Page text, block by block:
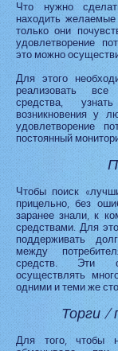
Что нужно
находить
только они
удовлетворение
это можно
Для этого
реализовать
средства,
возникновения у
удовлетворение
постоянный
Чтобы поиск
прицельно, без
заранее знали, к
средствами. Для
поддерживать
между
средств. Эти
осуществлять
одними и теми же
Торги /
Для того, чтобы